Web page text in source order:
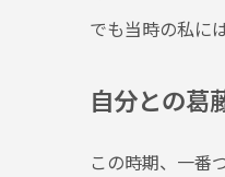
でも当時の私に
自分との葛
この時期、一番